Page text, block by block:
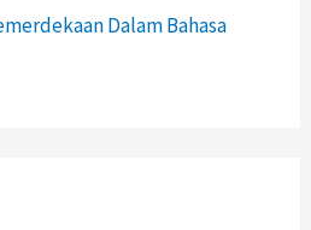
Dalam Bahasa